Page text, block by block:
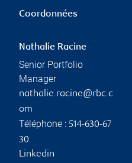
Coordonnées
Nathalie Racine
Senior Portfolio
Manager
nathalie.racine@rbc.c
om
Téléphone : 514-630-67
30
Linkedin